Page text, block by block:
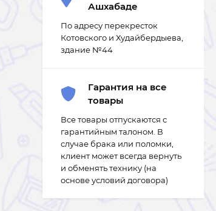
Ашхабаде
По адресу перекресток
Котовского и Худайбердыева,
здание №44
Гарантия на все
товары
Все товары отпускаются с
гарантийным талоном. В
случае брака или поломки,
клиент может всегда вернуть
и обменять технику (на
основе условий договора)